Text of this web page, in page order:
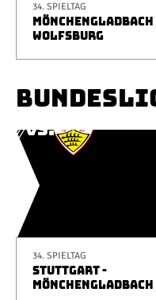
34. SPIELTAG
MÖNCHENGLADBACH
WOLFSBURG
34. SPIELTAG
STUTTGART -
MÖNCHENGLADBACH